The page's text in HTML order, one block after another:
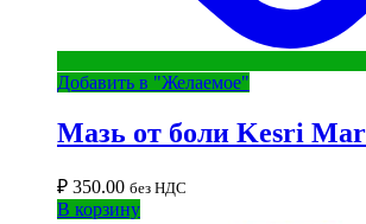
Добавить в "Желаемое"
Мазь от боли Kesri
₽ 350.00 без НДС
В корзину